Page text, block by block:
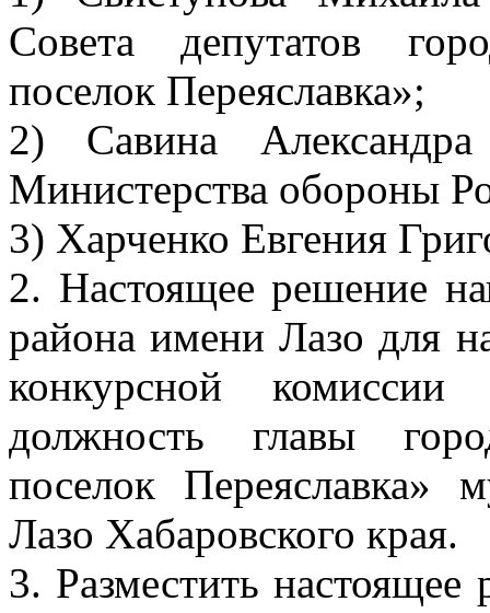
Совета депутатов
поселок Переяславка»;
2) Савина
Министерства обороны
3) Харченко Евгения
2. Настоящее решение
района имени Лазо для
конкурсной
должность главы
поселок Переяславка»
Лазо Хабаровского края.
3. Разместить